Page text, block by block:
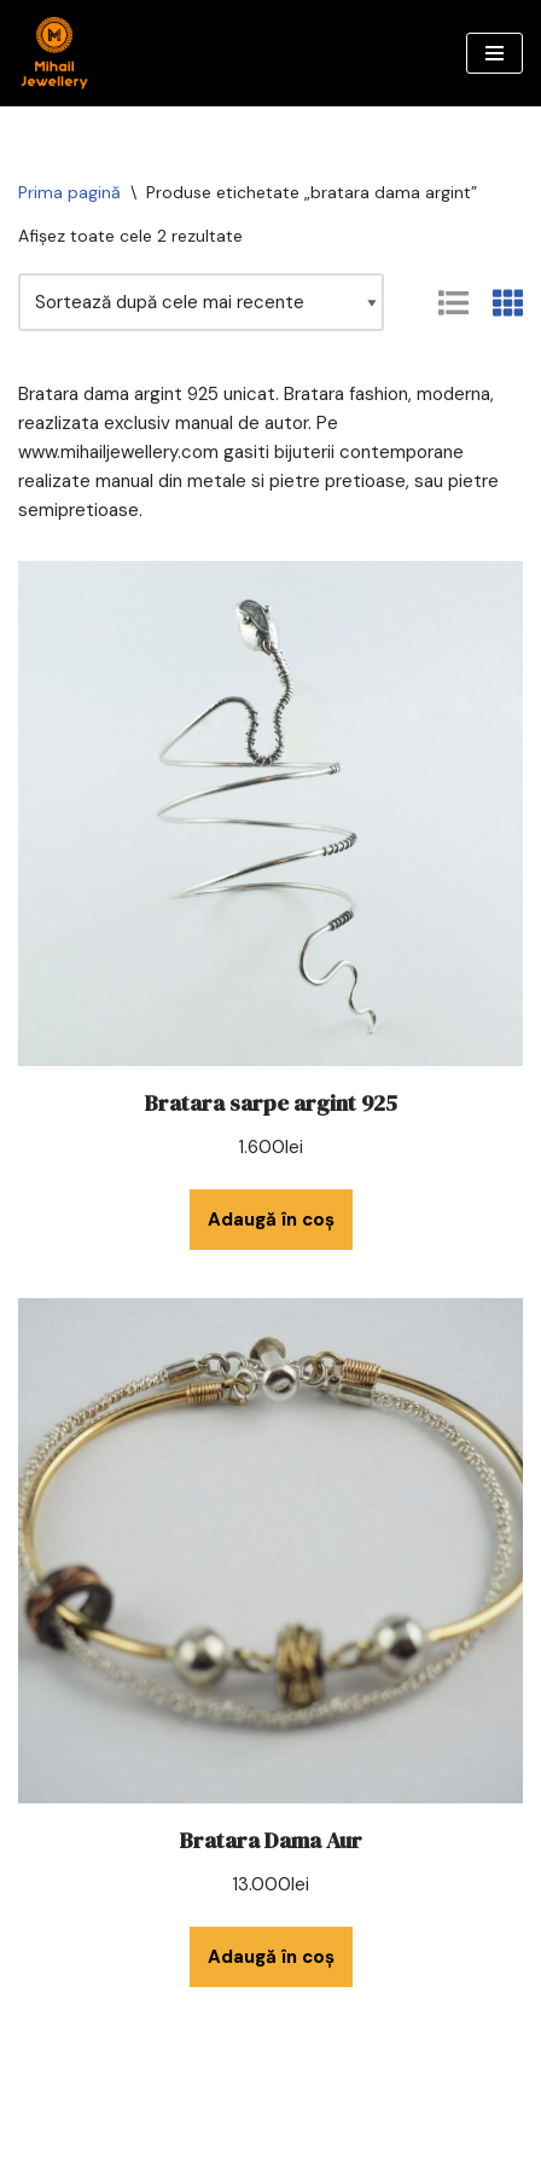
Sari
la
Prima pagină \ Produse etichetate „bratara dama argint”
Afișez toate cele 2 rezultate
Bratara dama argint 925 unicat. Bratara fashion, moderna,
reazlizata exclusiv manual de autor. Pe
www.mihailjewellery.com gasiti bijuterii contemporane
realizate manual din metale si pietre pretioase, sau pietre
semipretioase.
Bratara sarpe argint 925
1.600lei
Adaugă în coș
Bratara Dama Aur
13.000lei
Adaugă în coș